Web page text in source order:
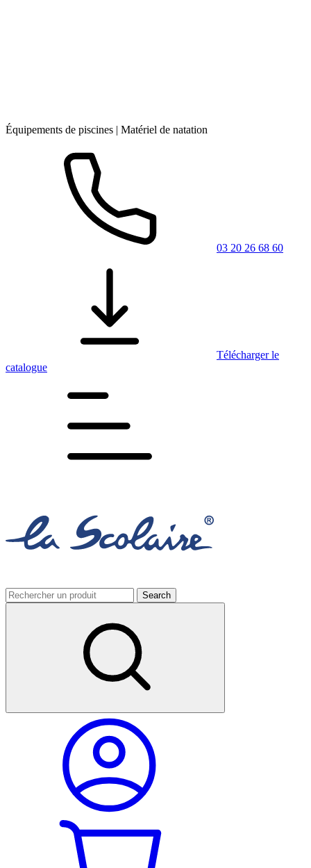
Équipements de piscines | Matériel de natation
03 20 26 68 60
Télécharger le
catalogue